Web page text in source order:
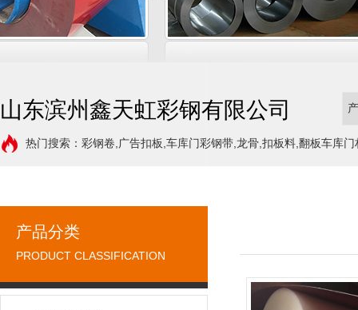
山东滨州鑫天虹彩钢有限公司
热门搜索：彩钢卷,广告扣板,车库门彩钢带,龙骨,扣板料,翻板车库
产品分类
PRODUCT CLASSIFICATION